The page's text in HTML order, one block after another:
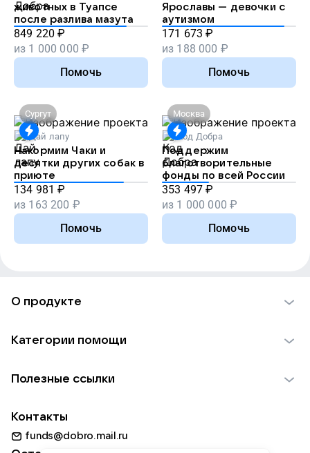
животных в Туапсе
после разлива мазута
849 220 ₽
из 1 000 000 ₽
Помочь
Ярославы — девочки с
аутизмом
171 673 ₽
из 188 000 ₽
Помочь
Сургут
Дай лапу
Накормим Чаки и
десятки других собак в
приюте
134 981 ₽
из 163 200 ₽
Помочь
Москва
Код Добра
Поддержим
благотворительные
фонды по всей России
353 497 ₽
из 1 000 000 ₽
Помочь
О продукте
Использование материалов
Для НКО
Партнерам
Категории помощи
Пожилым
Животным
Полезные ссылки
Добрый день
Контакты
funds@dobro.mail.ru